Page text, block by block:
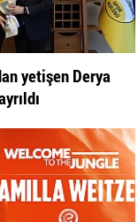
yetişen Derya